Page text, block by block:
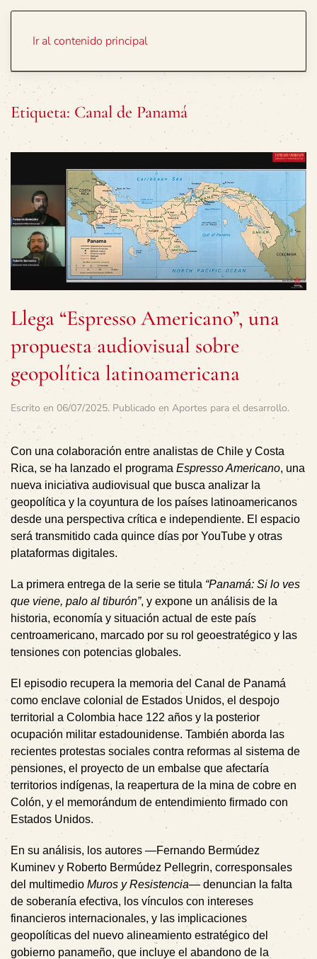
Ir al contenido principal
Etiqueta: Canal de Panamá
Llega “Espresso Americano”, una
propuesta audiovisual sobre
geopolítica latinoamericana
Escrito en 06/07/2025. Publicado en Aportes para el desarrollo.
Con una colaboración entre analistas de Chile y Costa
Rica, se ha lanzado el programa Espresso Americano, una
nueva iniciativa audiovisual que busca analizar la
geopolítica y la coyuntura de los países latinoamericanos
desde una perspectiva crítica e independiente. El espacio
será transmitido cada quince días por YouTube y otras
plataformas digitales.
La primera entrega de la serie se titula “Panamá: Si lo ves
que viene, palo al tiburón”, y expone un análisis de la
historia, economía y situación actual de este país
centroamericano, marcado por su rol geoestratégico y las
tensiones con potencias globales.
El episodio recupera la memoria del Canal de Panamá
como enclave colonial de Estados Unidos, el despojo
territorial a Colombia hace 122 años y la posterior
ocupación militar estadounidense. También aborda las
recientes protestas sociales contra reformas al sistema de
pensiones, el proyecto de un embalse que afectaría
territorios indígenas, la reapertura de la mina de cobre en
Colón, y el memorándum de entendimiento firmado con
Estados Unidos.
En su análisis, los autores —Fernando Bermúdez
Kuminev y Roberto Bermúdez Pellegrin, corresponsales
del multimedio Muros y Resistencia— denuncian la falta
de soberanía efectiva, los vínculos con intereses
financieros internacionales, y las implicaciones
geopolíticas del nuevo alineamiento estratégico del
gobierno panameño, que incluye el abandono de la